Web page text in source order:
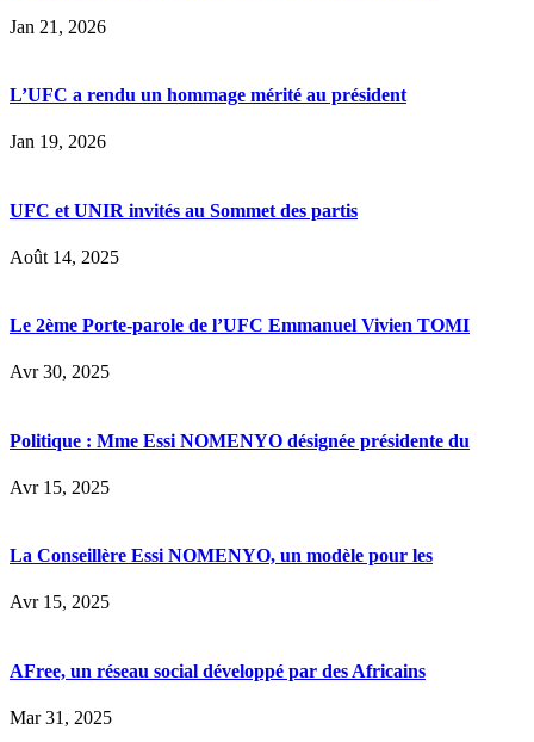
Jan 21, 2026
L’UFC a rendu un hommage mérité au président
Jan 19, 2026
UFC et UNIR invités au Sommet des partis
Août 14, 2025
Le 2ème Porte-parole de l’UFC Emmanuel Vivien TOMI
Avr 30, 2025
Politique : Mme Essi NOMENYO désignée présidente du
Avr 15, 2025
La Conseillère Essi NOMENYO, un modèle pour les
Avr 15, 2025
AFree, un réseau social développé par des Africains
Mar 31, 2025